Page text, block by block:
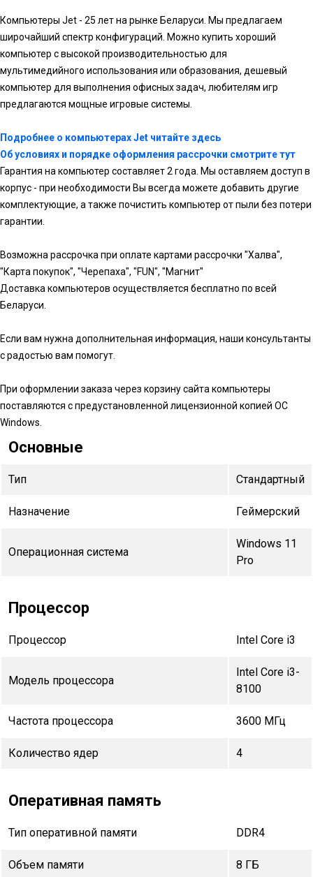
Компьютеры Jet - 25 лет на рынке Беларуси. Мы предлагаем
широчайший спектр конфигураций. Можно купить хороший
компьютер с высокой производительностью для
мультимедийного использования или образования, дешевый
компьютер для выполнения офисных задач, любителям игр
предлагаются мощные игровые системы.
Подробнее о компьютерах Jet читайте здесь
Об условиях и порядке оформления рассрочки смотрите тут
Гарантия на компьютер составляет 2 года. Мы оставляем доступ в
корпус - при необходимости Вы всегда можете добавить другие
комплектующие, а также почистить компьютер от пыли без потери
гарантии.
Возможна рассрочка при оплате картами рассрочки "Халва",
"Карта покупок", "Черепаха", "FUN", "Магнит"
Доставка компьютеров осуществляется бесплатно по всей
Беларуси.
Если вам нужна дополнительная информация, наши консультанты
с радостью вам помогут.
При оформлении заказа через корзину сайта компьютеры
поставляются с предустановленной лицензионной копией ОС
Windows.
Основные
Тип Стандартный
Назначение Геймерский
Операционная система
Windows 11
Pro
Процессор
Процессор Intel Core i3
Модель процессора
Intel Core i3-
8100
Частота процессора 3600 МГц
Количество ядер 4
Оперативная память
Тип оперативной памяти DDR4
Объем памяти 8 ГБ